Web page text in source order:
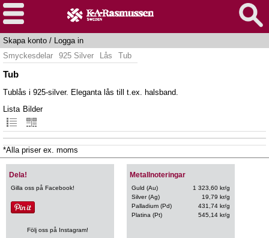
Skapa konto / Logga in
Smyckesdelar
925 Silver Lås Tub
Tub
Tublås i 925-silver. Eleganta lås till t.ex. halsband.
Lista Bilder
*Alla priser ex. moms
Metallnoteringar
Guld (Au)
1 323,60 kr/g
Silver (Ag)
19,79 kr/g
Palladium (Pd)
431,74 kr/g
Platina (Pt)
545,14 kr/g
Dela!
Gilla oss på Facebook!
Följ oss på Instagram!